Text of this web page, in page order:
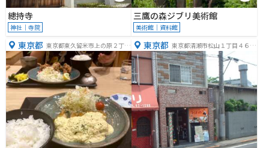
總持寺
神社｜寺院
三鷹の森ジブリ美術館
美術館｜資料館
東京都 東京都東久留米市上の原２丁目
７−７
東京都 東京都清瀬市松山１丁目４６
−３０